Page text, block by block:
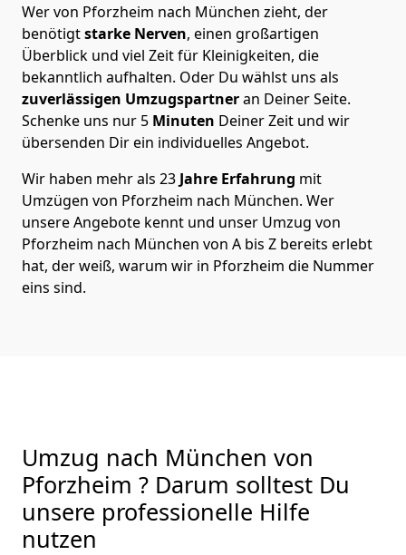
Wer von Pforzheim nach München zieht, der
benötigtstarke Nerven, einen großartigen
Überblick und viel Zeit für Kleinigkeiten, die
bekanntlich aufhalten. Oder Du wählst uns als
zuverlässigen Umzugspartneran Deiner Seite.
Schenke uns nur 5 Minuten Deiner Zeit und wir
übersenden Dir ein individuelles Angebot.
Wir haben mehr als 23 Jahre Erfahrung mit
Umzügen von Pforzheim nach München. Wer
unsere Angebote kennt und unser Umzug von
Pforzheim nach München von A bis Z bereits erlebt
hat, der weiß, warum wir in Pforzheim die Nummer
eins sind.
Umzug nach München von
Pforzheim ? Darum solltest Du
unsere professionelle Hilfe
nutzen